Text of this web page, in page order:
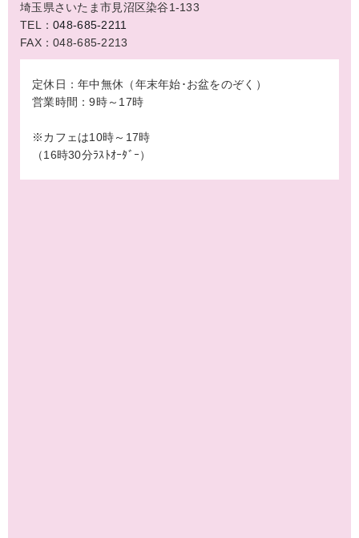
埼玉県さいたま市見沼区染谷1-133
TEL：048-685-2211
FAX：048-685-2213
定休日：年中無休（年末年始･お盆をのぞく）
営業時間：9時～17時
※カフェは10時～17時
（16時30分ﾗｽﾄｵｰﾀﾞｰ）